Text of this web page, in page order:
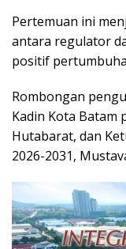
Pertemuan ini
antara regulator
positif
Rombongan
Kadin Kota Batam
Hutabarat, dan
2026-2031,